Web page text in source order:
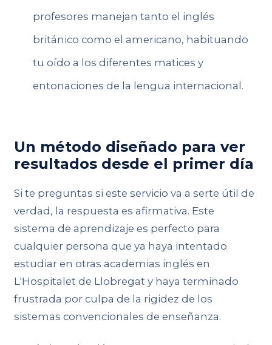
profesores manejan tanto el inglés
británico como el americano, habituando
tu oído a los diferentes matices y
entonaciones de la lengua internacional.
Un método diseñado para ver
resultados desde el primer día
Si te preguntas si este servicio va a serte útil de
verdad, la respuesta es afirmativa. Este
sistema de aprendizaje es perfecto para
cualquier persona que ya haya intentado
estudiar en otras academias inglés en
L'Hospitalet de Llobregat y haya terminado
frustrada por culpa de la rigidez de los
sistemas convencionales de enseñanza.